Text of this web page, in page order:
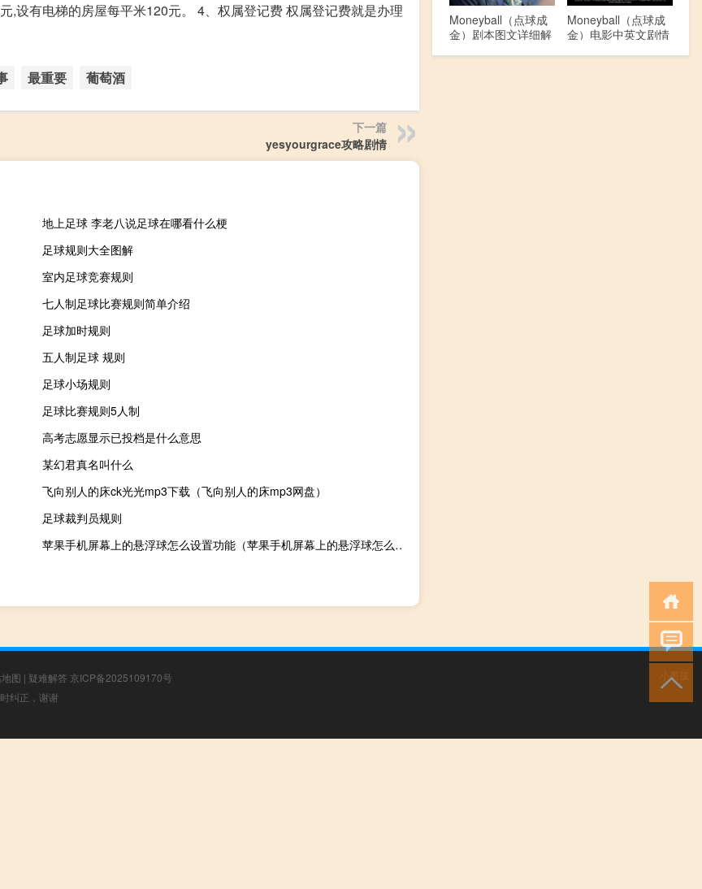
,设有电梯的房屋每平米120元。 4、权属登记费 权属登记费就是办理
最重要 葡萄酒
下一篇
yesyourgrace攻略剧情
地上足球 李老八说足球在哪看什么梗
足球规则大全图解
室内足球竞赛规则
七人制足球比赛规则简单介绍
足球加时规则
五人制足球 规则
足球小场规则
足球比赛规则5人制
高考志愿显示已投档是什么意思
某幻君真名叫什么
飞向别人的床ck光光mp3下载（飞向别人的床mp3网盘）
足球裁判员规则
苹果手机屏幕上的悬浮球怎么设置功能（苹果手机屏幕上的悬浮球怎么设置）
Moneyball（点球成
金）剧本图文详细解
Moneyball（点球成
金）电影中英文剧情
图 | 疑难解答 京ICP备2025109170号
纠正，谢谢
小男孩